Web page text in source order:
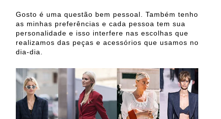
Gosto é uma questão bem pessoal. Também tenho
as minhas preferências e cada pessoa tem sua
personalidade e isso interfere nas escolhas que
realizamos das peças e acessórios que usamos no
dia-dia.